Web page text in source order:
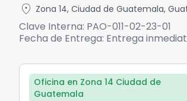
location_on Zona 14, Ciudad de Guatemala,
Clave Interna: PAO-011-02-23-01
Fecha de Entrega: Entrega
Oficina en Zona 14 Ciudad de
Guatemala